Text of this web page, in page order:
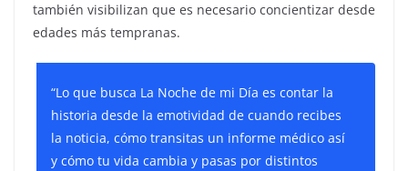
también visibilizan que es necesario concientizar desde
edades más tempranas.
“Lo que busca La Noche de mi Día es contar la
historia desde la emotividad de cuando recibes
la noticia, cómo transitas un informe médico así
y cómo tu vida cambia y pasas por distintos